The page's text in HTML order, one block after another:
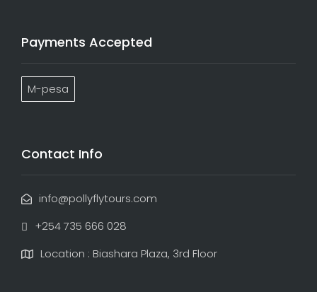
Payments Accepted
M-pesa
Contact Info
info@pollyflytours.com
+254 735 666 028
Location : Biashara Plaza, 3rd Floor